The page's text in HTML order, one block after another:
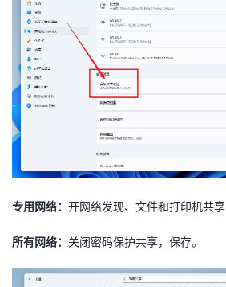
专用网络： 开网络发现、文件和打印机共享
所有网络： 关闭密码保护共享，保存。